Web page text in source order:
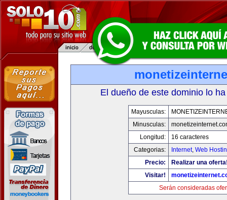
El dueño de este dominio lo
Mayusculas:
Minusculas:
Longitud:
16 caracteres
Categorias:
Internet, Web
Precio:
Realizar una
Visitar!
Serán consideradas